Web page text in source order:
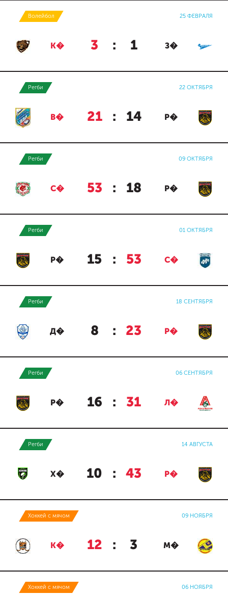
Волейбол 25 ФЕВРАЛЯ
К� 3 : 1 З�
Регби 22 ОКТЯБРЯ
В� 21 : 14 Р�
Регби 09 ОКТЯБРЯ
С� 53 : 18 Р�
Регби 01 ОКТЯБРЯ
Р� 15 : 53 С�
Регби 18 СЕНТЯБРЯ
Д� 8 : 23 Р�
Регби 06 СЕНТЯБРЯ
Р� 16 : 31 Л�
Регби 14 АВГУСТА
Х� 10 : 43 Р�
Хоккей с мячом 09 НОЯБРЯ
К� 12 : 3 М�
Хоккей с мячом 06 НОЯБРЯ